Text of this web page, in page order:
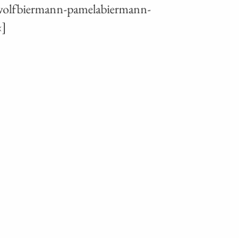
pamelabiermann-